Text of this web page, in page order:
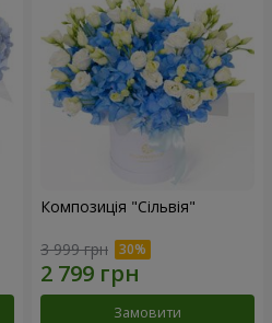
Композиція "Сільвія"
3 999 грн
Замовити